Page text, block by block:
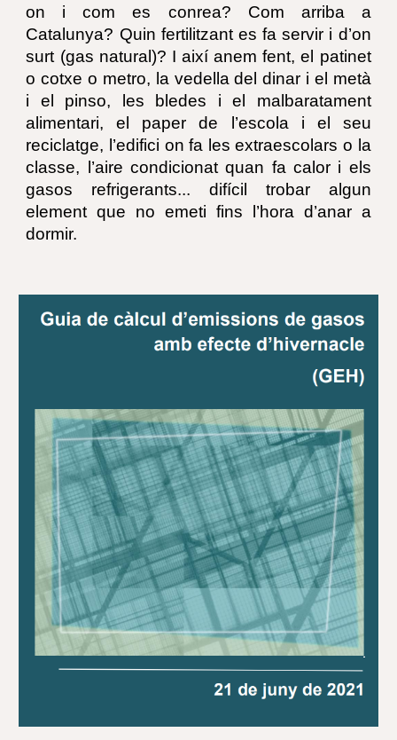
on i com es conrea? Com arriba a
Catalunya? Quin fertilitzant es fa servir i d’on
surt (gas natural)? I així anem fent, el patinet
o cotxe o metro, la vedella del dinar i el metà
i el pinso, les bledes i el malbaratament
alimentari, el paper de l’escola i el seu
reciclatge, l’edifici on fa les extraescolars o la
classe, l’aire condicionat quan fa calor i els
gasos refrigerants... difícil trobar algun
element que no emeti fins l’hora d’anar a
dormir.